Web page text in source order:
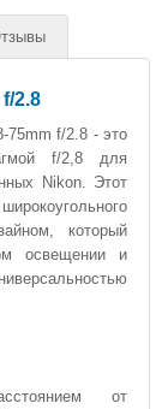
2.8
75mm f/2.8 - это
f/2,8 для
Nikon. Этот
который
освещении и
от